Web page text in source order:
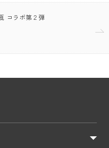
コラボ第２弾